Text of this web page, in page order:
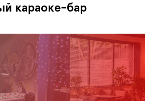
караоке-бар